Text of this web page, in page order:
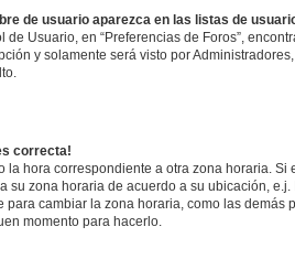
de usuario aparezca en las listas de
de Usuario, en “Preferencias de Foros”,
y solamente será visto por
correcta!
la hora correspondiente a otra zona horaria. Si
su zona horaria de acuerdo a su ubicación, e.j.
para cambiar la zona horaria, como las demás
momento para hacerlo.